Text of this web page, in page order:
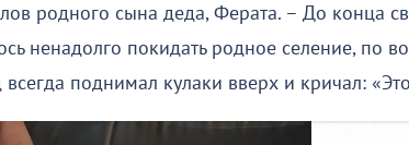
родного сына деда, Ферата. – До конца
ненадолго покидать родное селение, по
всегда поднимал кулаки вверх и кричал: